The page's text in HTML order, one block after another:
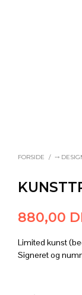
FORSIDE / ⤍
880,00
Limited kunst
Signeret og